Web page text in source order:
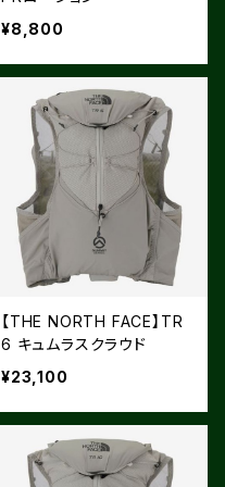
¥8,800
【THE NORTH FACE】TR
6 キュムラスクラウド
¥23,100